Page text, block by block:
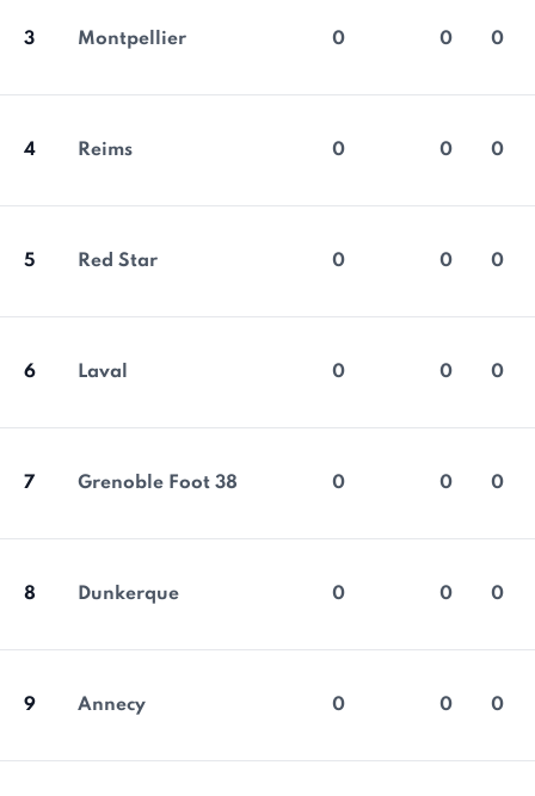
3 Montpellier 0 0 0
4 Reims 0 0 0
5 Red Star 0 0 0
6 Laval 0 0 0
7 Grenoble Foot 38 0 0 0
8 Dunkerque 0 0 0
9 Annecy 0 0 0